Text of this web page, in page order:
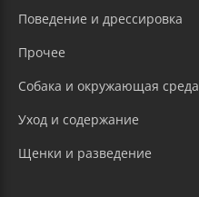
Поведение и дрессировка
Прочее
Собака и окружающая среда
Уход и содержание
Щенки и разведение